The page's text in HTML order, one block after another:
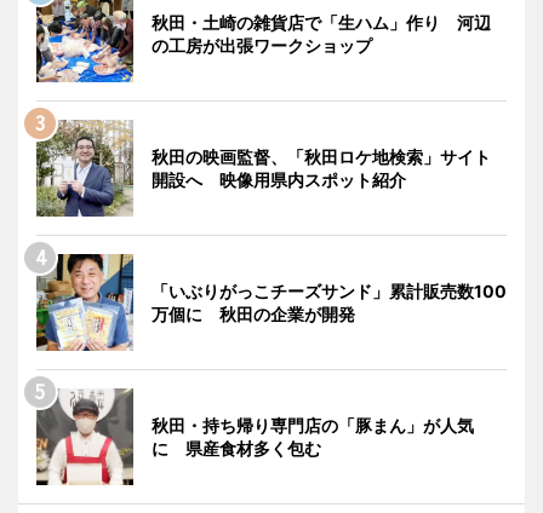
秋田・土崎の雑貨店で「生ハム」作り 河辺
の工房が出張ワークショップ
秋田の映画監督、「秋田ロケ地検索」サイト
開設へ 映像用県内スポット紹介
「いぶりがっこチーズサンド」累計販売数100
万個に 秋田の企業が開発
秋田・持ち帰り専門店の「豚まん」が人気
に 県産食材多く包む